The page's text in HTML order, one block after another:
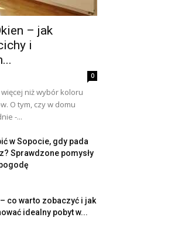
– jak
i
0
niż wybór koloru
O tym, czy w domu
-...
w Sopocie, gdy pada
Sprawdzone pomysły
co warto zobaczyć i jak
idealny pobyt w...